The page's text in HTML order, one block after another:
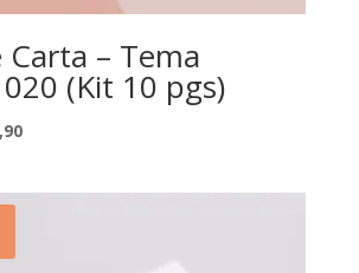
Carta – Tema
(Kit 10 pgs)
O